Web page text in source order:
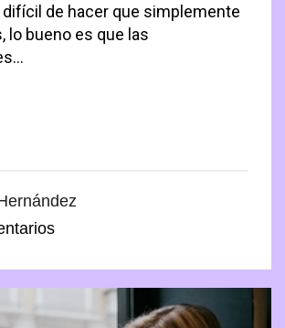
de hacer que simplemente
lo bueno es que las